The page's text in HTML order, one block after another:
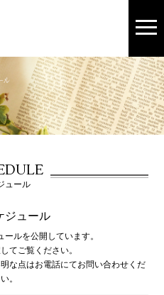
ュール
ジュール
ルを公開しています。
てご覧ください。
な点はお電話にてお問い合わせくだ
。